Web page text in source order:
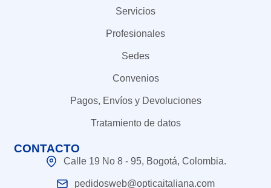
Servicios
Profesionales
Sedes
Convenios
Pagos, Envíos y Devoluciones
Tratamiento de datos
CONTACTO
Calle 19 No 8 - 95, Bogotá, Colombia.
pedidosweb@opticaitaliana.com